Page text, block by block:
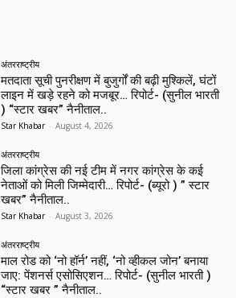
अंतरराष्ट्रीय
मतदाता सूची पुनरीक्षण में बुजुर्गों की बढ़ी मुश्किलें, घंटों
लाइन में खड़े रहने को मजबूर… रिपोर्ट- (सुनील भारती
) “स्टार खबर” नैनीताल..
Star Khabar - August 4, 2026
अंतरराष्ट्रीय
जिला कांग्रेस की नई टीम में नगर कांग्रेस के कई
नेताओं को मिली जिम्मेदारी… रिपोर्ट- (ब्यूरो ) ” स्टार
खबर” नैनीताल..
Star Khabar - August 3, 2026
अंतरराष्ट्रीय
माल रोड को ‘नो हॉर्न’ नहीं, ‘नो व्हीकल जोन’ बनाया
जाए: पेंशनर्स एसोसिएशन… रिपोर्ट- (सुनील भारती )
“स्टार खबर ” नैनीताल..